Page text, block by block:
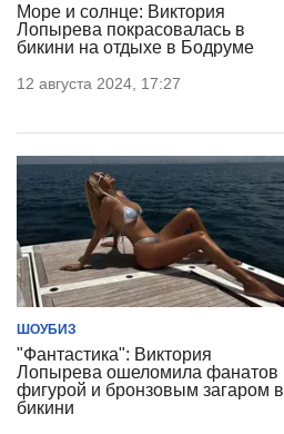
Море и солнце: Виктория
Лопырева покрасовалась в
бикини на отдыхе в Бодруме
12 августа 2024, 17:27
ШОУБИЗ
"Фантастика": Виктория
Лопырева ошеломила фанатов
фигурой и бронзовым загаром в
бикини